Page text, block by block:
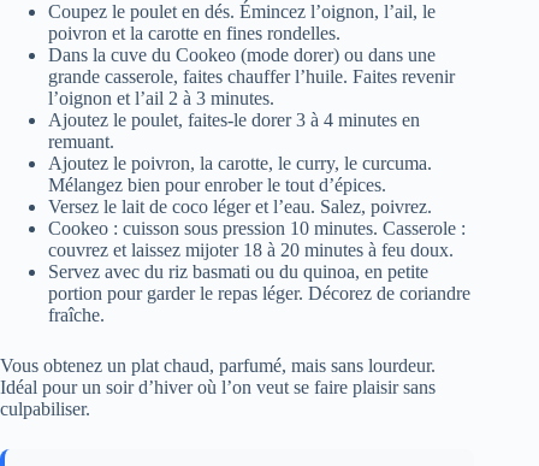
Coupez le poulet en dés. Émincez l’oignon, l’ail, le
poivron et la carotte en fines rondelles.
Dans la cuve du Cookeo (mode dorer) ou dans une
grande casserole, faites chauffer l’huile. Faites revenir
l’oignon et l’ail 2 à 3 minutes.
Ajoutez le poulet, faites-le dorer 3 à 4 minutes en
remuant.
Ajoutez le poivron, la carotte, le curry, le curcuma.
Mélangez bien pour enrober le tout d’épices.
Versez le lait de coco léger et l’eau. Salez, poivrez.
Cookeo : cuisson sous pression 10 minutes. Casserole :
couvrez et laissez mijoter 18 à 20 minutes à feu doux.
Servez avec du riz basmati ou du quinoa, en petite
portion pour garder le repas léger. Décorez de coriandre
fraîche.
Vous obtenez un plat chaud, parfumé, mais sans lourdeur.
Idéal pour un soir d’hiver où l’on veut se faire plaisir sans
culpabiliser.